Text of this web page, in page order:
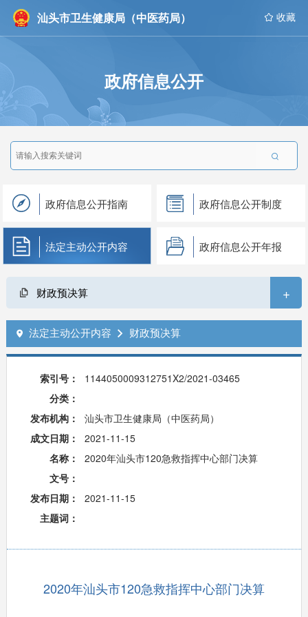
汕头市卫生健康局（中医药局）  收藏
政府信息公开

政府信息公开指南 政府信息公开制度
法定主动公开内容 政府信息公开年报
财政预决算 +
 法定主动公开内容  财政预决算
索引号：
1144050009312751X2/2021-03465
分类：
发布机构：
汕头市卫生健康局（中医药局）
成文日期：
2021-11-15
名称：
2020年汕头市120急救指挥中心部门决算
文号：
发布日期：
2021-11-15
主题词：
2020年汕头市120急救指挥中心部门决算